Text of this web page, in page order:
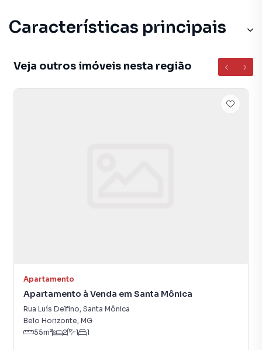
Características principais
Veja outros imóveis nesta região
Apartamento
Apartamento à Venda em Santa Mônica
Rua Luís Delfino, Santa Mônica
Belo Horizonte, MG
55m² 2 1 1